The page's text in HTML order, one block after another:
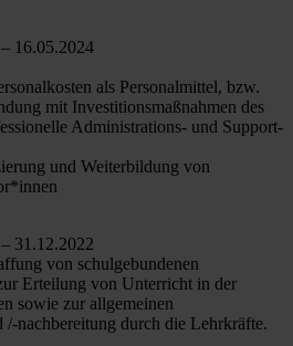
16.05.2024
als Personalmittel, bzw.
mit Investitionsmaßnahmen des
Administrations- und Support-
und Weiterbildung von
31.12.2022
von schulgebundenen
Erteilung von Unterricht in der
sowie zur allgemeinen
nachbereitung durch die Lehrkräfte.